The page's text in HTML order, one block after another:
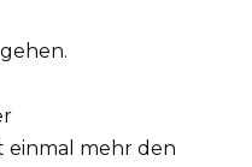
einmal mehr den